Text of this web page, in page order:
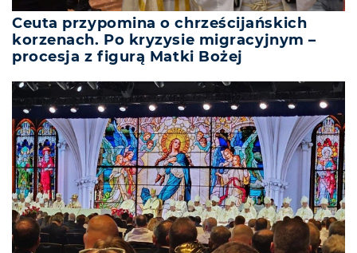
Ceuta przypomina o chrześcijańskich
korzenach. Po kryzysie migracyjnym –
procesja z figurą Matki Bożej